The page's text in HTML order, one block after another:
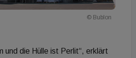
© Bublon
und die Hülle ist Perlit“, erklärt